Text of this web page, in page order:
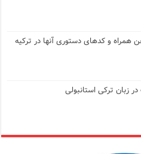
همراه و کدهای دستوری آنها در ترکیه
زبان ترکی استانبولی